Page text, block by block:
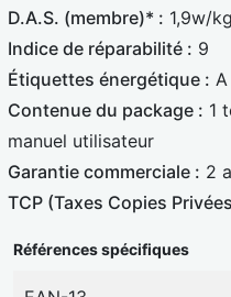
D.A.S. (membre)* : 1,9w/kg
Indice de réparabilité : 9
Étiquettes énergétique : A
Contenue du package : 1
manuel utilisateur
Garantie commerciale : 2
TCP (Taxes Copies
Références spécifiques